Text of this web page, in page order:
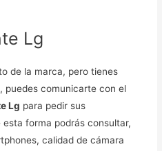
Lg
de la marca, pero tienes
puedes comunicarte con el
Lg para pedir sus
forma podrás consultar,
calidad de cámara